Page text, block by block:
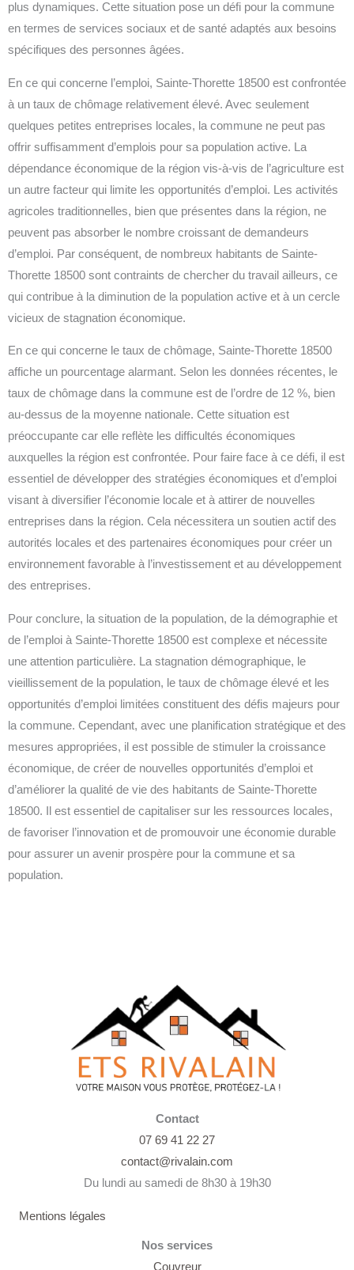
plus dynamiques. Cette situation pose un défi pour la commune
en termes de services sociaux et de santé adaptés aux besoins
spécifiques des personnes âgées.
En ce qui concerne l’emploi, Sainte-Thorette 18500 est confrontée
à un taux de chômage relativement élevé. Avec seulement
quelques petites entreprises locales, la commune ne peut pas
offrir suffisamment d’emplois pour sa population active. La
dépendance économique de la région vis-à-vis de l’agriculture est
un autre facteur qui limite les opportunités d’emploi. Les activités
agricoles traditionnelles, bien que présentes dans la région, ne
peuvent pas absorber le nombre croissant de demandeurs
d’emploi. Par conséquent, de nombreux habitants de Sainte-
Thorette 18500 sont contraints de chercher du travail ailleurs, ce
qui contribue à la diminution de la population active et à un cercle
vicieux de stagnation économique.
En ce qui concerne le taux de chômage, Sainte-Thorette 18500
affiche un pourcentage alarmant. Selon les données récentes, le
taux de chômage dans la commune est de l’ordre de 12 %, bien
au-dessus de la moyenne nationale. Cette situation est
préoccupante car elle reflète les difficultés économiques
auxquelles la région est confrontée. Pour faire face à ce défi, il est
essentiel de développer des stratégies économiques et d’emploi
visant à diversifier l’économie locale et à attirer de nouvelles
entreprises dans la région. Cela nécessitera un soutien actif des
autorités locales et des partenaires économiques pour créer un
environnement favorable à l’investissement et au développement
des entreprises.
Pour conclure, la situation de la population, de la démographie et
de l’emploi à Sainte-Thorette 18500 est complexe et nécessite
une attention particulière. La stagnation démographique, le
vieillissement de la population, le taux de chômage élevé et les
opportunités d’emploi limitées constituent des défis majeurs pour
la commune. Cependant, avec une planification stratégique et des
mesures appropriées, il est possible de stimuler la croissance
économique, de créer de nouvelles opportunités d’emploi et
d’améliorer la qualité de vie des habitants de Sainte-Thorette
18500. Il est essentiel de capitaliser sur les ressources locales,
de favoriser l’innovation et de promouvoir une économie durable
pour assurer un avenir prospère pour la commune et sa
population.
Contact
07 69 41 22 27
contact@rivalain.com
Du lundi au samedi de 8h30 à 19h30
Mentions légales
Nos services
Couvreur